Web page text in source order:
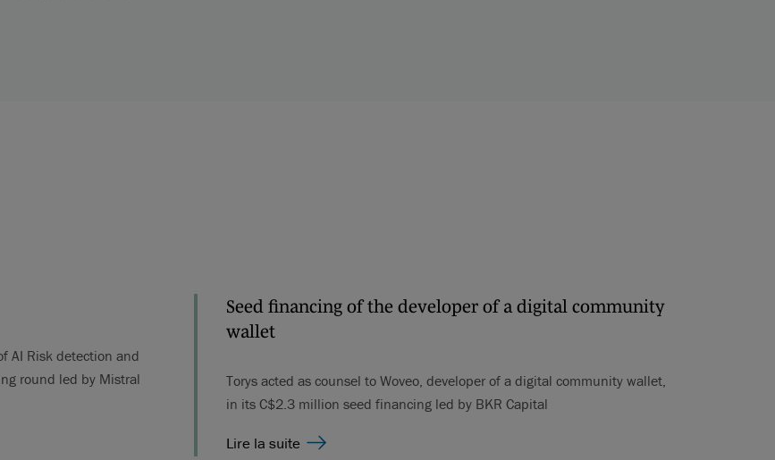
AI Risk detection and
round led by Mistral
Seed financing of the developer of a digital community
wallet
Torys acted as counsel to Woveo, developer of a digital community wallet,
in its C$2.3 million seed financing led by BKR Capital
Lire la suite